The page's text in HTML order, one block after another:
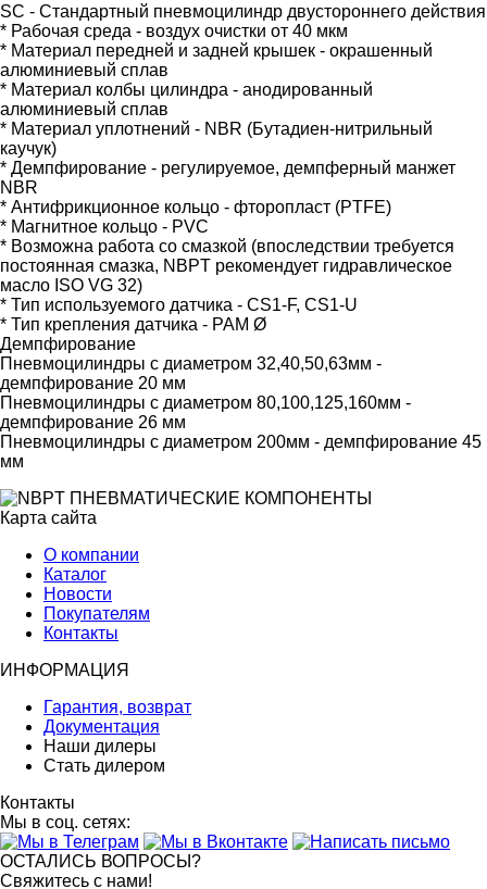
SC - Стандартный пневмоцилиндр двустороннего действия
* Рабочая среда - воздух очистки от 40 мкм
* Материал передней и задней крышек - окрашенный
алюминиевый сплав
* Материал колбы цилиндра - анодированный
алюминиевый сплав
* Материал уплотнений - NBR (Бутадиен-нитрильный
каучук)
* Демпфирование - регулируемое, демпферный манжет
NBR
* Антифрикционное кольцо - фторопласт (PTFE)
* Магнитное кольцо - PVC
* Возможна работа со смазкой (впоследствии требуется
постоянная смазка, NBPT рекомендует гидравлическое
масло ISO VG 32)
* Тип используемого датчика - CS1-F, CS1-U
* Тип крепления датчика - PAM Ø
Демпфирование
Пневмоцилиндры с диаметром 32,40,50,63мм -
демпфирование 20 мм
Пневмоцилиндры с диаметром 80,100,125,160мм -
демпфирование 26 мм
Пневмоцилиндры с диаметром 200мм - демпфирование 45
мм
Карта сайта
О компании
Каталог
Новости
Покупателям
Контакты
ИНФОРМАЦИЯ
Гарантия, возврат
Документация
Наши дилеры
Стать дилером
Контакты
Мы в соц. сетях:
ОСТАЛИСЬ ВОПРОСЫ?
Свяжитесь с нами!